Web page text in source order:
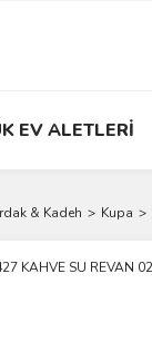
EV ALETLERİ
& Kadeh Kupa